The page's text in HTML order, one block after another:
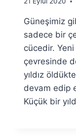
Fuat
Özyar
Güneşimiz
sadece bir
cücedir.
çevresinde
yıldız
devam edip
Küçük bir